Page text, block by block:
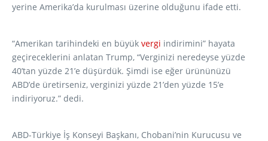
yerine Amerika’da kurulması üzerine olduğunu ifade etti.
“Amerikan tarihindeki en büyük vergi indirimini” hayata
geçireceklerini anlatan Trump, “Verginizi neredeyse yüzde
40’tan yüzde 21’e düşürdük. Şimdi ise eğer ürününüzü
ABD’de üretirseniz, verginizi yüzde 21’den yüzde 15’e
indiriyoruz.” dedi.
ABD-Türkiye İş Konseyi Başkanı, Chobani’nin Kurucusu ve